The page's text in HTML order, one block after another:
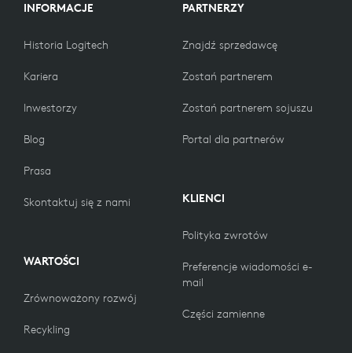
INFORMACJE
Historia Logitech
Kariera
Inwestorzy
Blog
Prasa
Skontaktuj się z nami
WARTOŚCI
Zrównoważony rozwój
Recykling
PARTNERZY
Znajdź sprzedawcę
Zostań partnerem
Zostań partnerem sojuszu
Portal dla partnerów
KLIENCI
Polityka zwrotów
Preferencje wiadomości e-
mail
Części zamienne